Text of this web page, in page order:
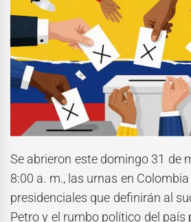
Se abrieron este domingo 31 de
8:00 a. m., las urnas en
presidenciales que definirán al
Petro y el rumbo político del país